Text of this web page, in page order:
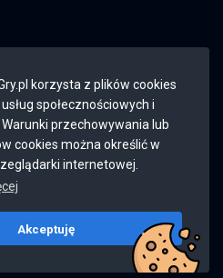
korzysta z plików cookies
społecznościowych i
przechowywania lub
cookies można określić w
internetowej.
Akceptuję
Wszystkie prawa
v2.8.4